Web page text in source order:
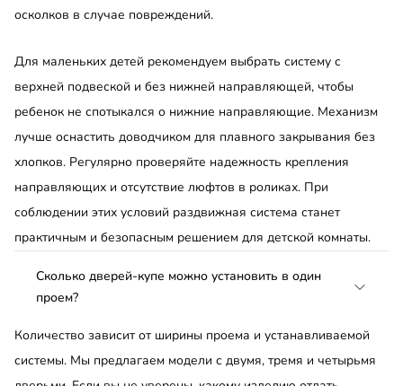
осколков в случае повреждений.
Для маленьких детей рекомендуем выбрать систему с
верхней подвеской и без нижней направляющей, чтобы
ребенок не спотыкался о нижние направляющие. Механизм
лучше оснастить доводчиком для плавного закрывания без
хлопков. Регулярно проверяйте надежность крепления
направляющих и отсутствие люфтов в роликах. При
соблюдении этих условий раздвижная система станет
практичным и безопасным решением для детской комнаты.
Сколько дверей-купе можно установить в один
проем?
Количество зависит от ширины проема и устанавливаемой
системы. Мы предлагаем модели с двумя, тремя и четырьмя